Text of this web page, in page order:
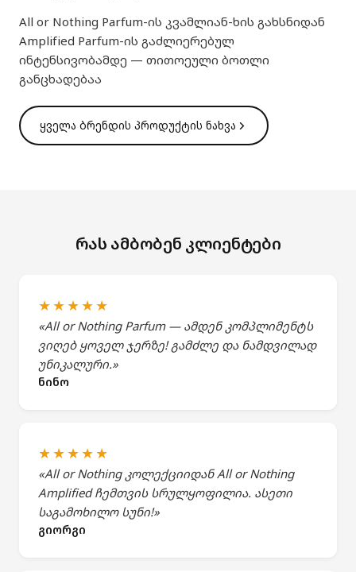
All or Nothing Parfum-ის კვამლიან-ხის გახსნიდან
Amplified Parfum-ის გაძლიერებულ
ინტენსივობამდე — თითოეული ბოთლი
განცხადებაა
ყველა ბრენდის პროდუქტის ნახვა
რას ამბობენ კლიენტები
★★★★★
«All or Nothing Parfum — ამდენ კომპლიმენტს
ვიღებ ყოველ ჯერზე! გამძლე და ნამდვილად
უნიკალური.»
ნინო
★★★★★
«All or Nothing კოლექციიდან All or Nothing
Amplified ჩემთვის სრულყოფილია. ასეთი
საგამოხილო სუნი!»
გიორგი